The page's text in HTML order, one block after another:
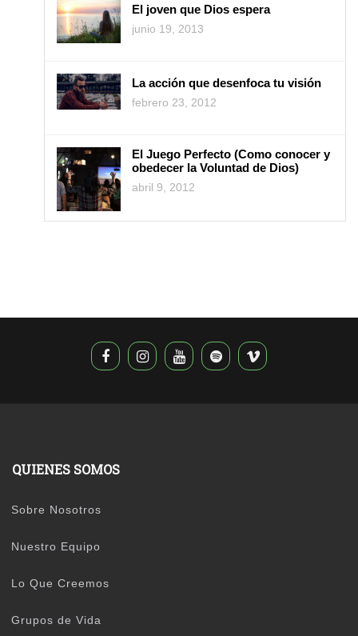
El joven que Dios espera
junio 19, 2013
La acción que desenfoca tu visión
febrero 23, 2012
El Juego Perfecto (Como conocer y
obedecer la Voluntad de Dios)
abril 9, 2012
QUIENES SOMOS
Sobre Nosotros
Nuestro Equipo
Lo Que Creemos
Grupos de Vida